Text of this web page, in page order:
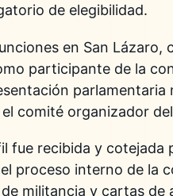
de elegibilidad.
en San Lázaro,
participante de la
parlamentaria
comité organizador
fue recibida y cotejada
proceso interno de la
militancia y cartas de